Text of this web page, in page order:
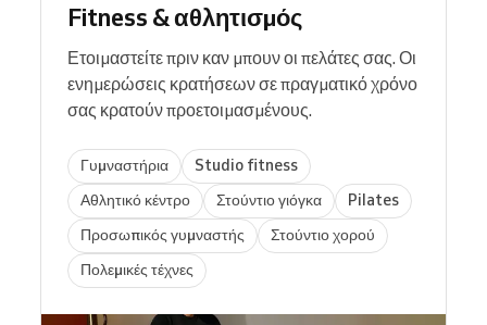
Fitness & αθλητισμός
Ετοιμαστείτε πριν καν μπουν οι πελάτες σας. Οι
ενημερώσεις κρατήσεων σε πραγματικό χρόνο
σας κρατούν προετοιμασμένους.
Γυμναστήρια
Studio fitness
Αθλητικό κέντρο
Στούντιο γιόγκα
Pilates
Προσωπικός γυμναστής
Στούντιο χορού
Πολεμικές τέχνες